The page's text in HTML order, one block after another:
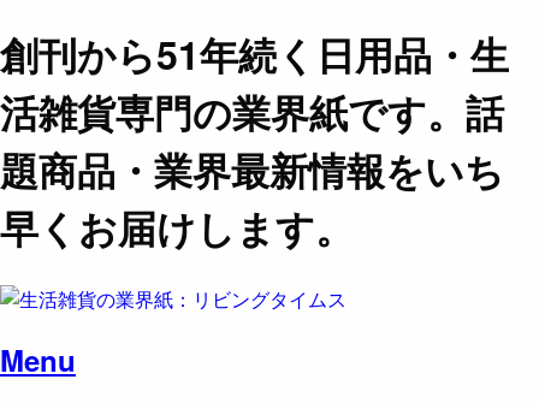
創刊から51年続く日用品・生
活雑貨専門の業界紙です。話
題商品・業界最新情報をいち
早くお届けします。
Menu